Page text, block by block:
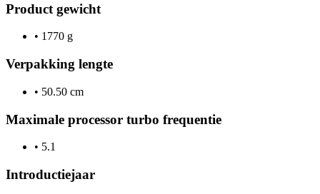
Product gewicht
• 1770 g
Verpakking lengte
• 50.50 cm
Maximale processor turbo frequentie
• 5.1
Introductiejaar